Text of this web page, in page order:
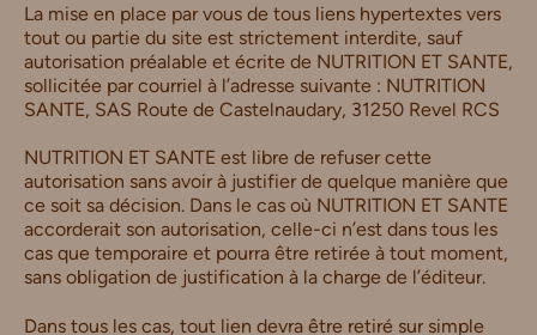
La mise en place par vous de tous liens hypertextes vers
tout ou partie du site est strictement interdite, sauf
autorisation préalable et écrite de NUTRITION ET SANTE,
sollicitée par courriel à l’adresse suivante : NUTRITION
SANTE, SAS Route de Castelnaudary, 31250 Revel RCS
NUTRITION ET SANTE est libre de refuser cette
autorisation sans avoir à justifier de quelque manière que
ce soit sa décision. Dans le cas où NUTRITION ET SANTE
accorderait son autorisation, celle-ci n’est dans tous les
cas que temporaire et pourra être retirée à tout moment,
sans obligation de justification à la charge de l’éditeur.
Dans tous les cas, tout lien devra être retiré sur simple